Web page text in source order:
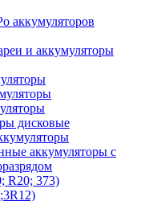
аккумуляторов
и аккумуляторы
дисковые
аккумуляторы с
R20; 373)